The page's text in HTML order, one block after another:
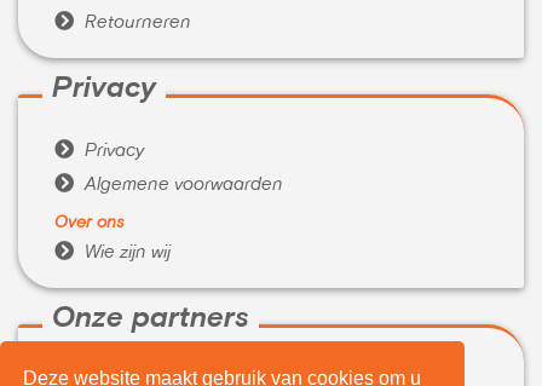
Deze website maakt gebruik van cookies om u
 Retourneren
Privacy
 Privacy
 Algemene voorwaarden
Over ons
 Wie zijn wij
Onze partners
 WeBuyIt.nl